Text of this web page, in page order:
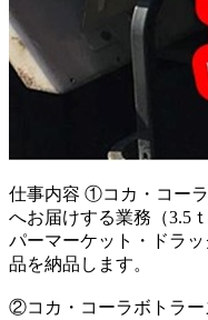
仕事内容 ①コカ・コー
へお届けする業務（3.5
パーマーケット・ドラ
品を納品します。
②コカ・コーラボトラー